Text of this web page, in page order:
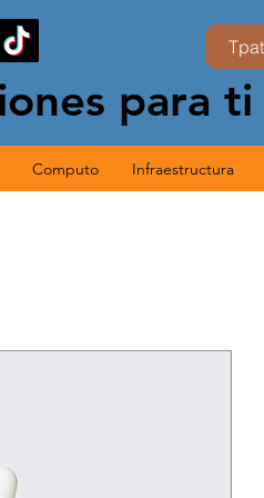
para ti
Computo Infraestructura